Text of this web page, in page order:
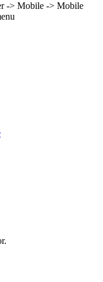
-> Mobile -> Mobile